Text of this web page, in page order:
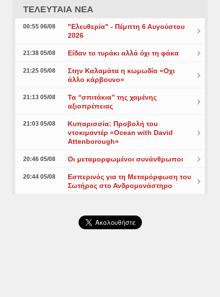
ΤΕΛΕΥΤΑΙΑ ΝΕΑ
00:55 06/08
"Ελευθερία" - Πέμπτη 6 Αυγούστου
2026
21:38 05/08 Είδαν το τυράκι αλλά όχι τη φάκα
21:25 05/08
Στην Καλαμάτα η κωμωδία «Οχι
άλλο κάρβουνο»
21:13 05/08
Τα “σπιτάκια” της χαμένης
αξιοπρέπειας
21:03 05/08
Κυπαρισσία: Προβολή του
ντοκιμαντέρ «Ocean with David
Attenborough»
20:46 05/08 Οι μεταμορφωμένοι συνάνθρωποι
20:44 05/08
Εσπερινός για τη Μεταμόρφωση του
Σωτήρος στο Ανδρομονάστηρο